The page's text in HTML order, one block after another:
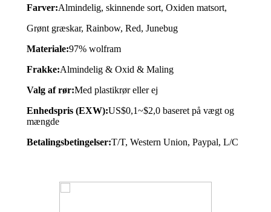
Farver:Almindelig, skinnende sort, Oxiden matsort,
Grønt græskar, Rainbow, Red, Junebug
Materiale:97% wolfram
Frakke:Almindelig & Oxid & Maling
Valg af rør:Med plastikrør eller ej
Enhedspris (EXW):US$0,1~$2,0 baseret på vægt og
mængde
Betalingsbetingelser:T/T, Western Union, Paypal, L/C